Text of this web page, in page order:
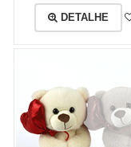
DETALHE